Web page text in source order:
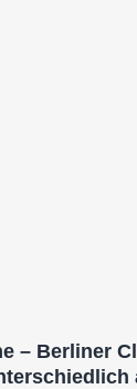
– Berliner